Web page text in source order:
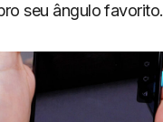
seu ângulo favorito.